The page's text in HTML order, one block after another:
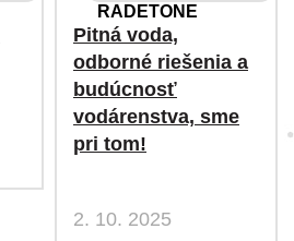
RADETONE
Pitná voda,
odborné riešenia a
budúcnosť
vodárenstva, sme
pri tom!
2. 10. 2025